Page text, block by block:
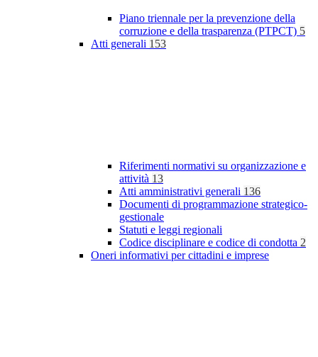
Piano triennale per la prevenzione della
corruzione e della trasparenza (PTPCT) 5
Atti generali 153
Riferimenti normativi su organizzazione e
attività 13
Atti amministrativi generali 136
Documenti di programmazione strategico-
gestionale
Statuti e leggi regionali
Codice disciplinare e codice di condotta 2
Oneri informativi per cittadini e imprese